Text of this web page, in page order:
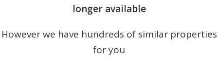
longer available
However we have hundreds of similar properties
for you